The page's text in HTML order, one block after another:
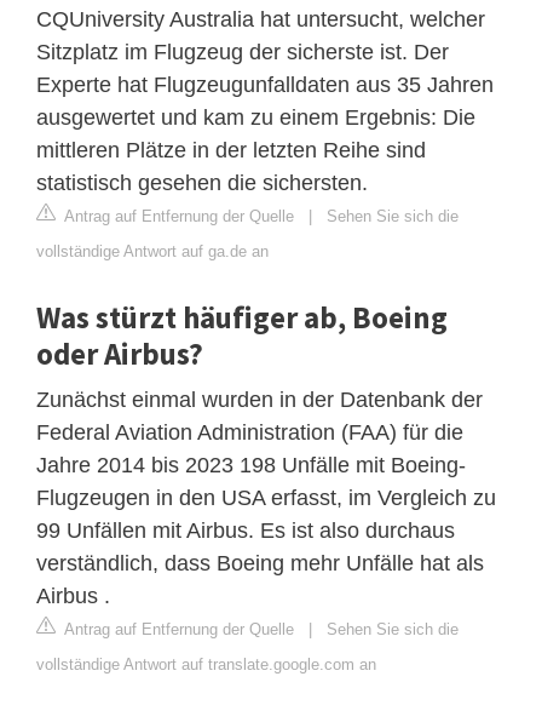
CQUniversity Australia hat untersucht, welcher
Sitzplatz im Flugzeug der sicherste ist. Der
Experte hat Flugzeugunfalldaten aus 35 Jahren
ausgewertet und kam zu einem Ergebnis: Die
mittleren Plätze in der letzten Reihe sind
statistisch gesehen die sichersten.
Antrag auf Entfernung der Quelle | Sehen Sie sich die
vollständige Antwort auf ga.de an
Was stürzt häufiger ab, Boeing
oder Airbus?
Zunächst einmal wurden in der Datenbank der
Federal Aviation Administration (FAA) für die
Jahre 2014 bis 2023 198 Unfälle mit Boeing-
Flugzeugen in den USA erfasst, im Vergleich zu
99 Unfällen mit Airbus. Es ist also durchaus
verständlich, dass Boeing mehr Unfälle hat als
Airbus .
Antrag auf Entfernung der Quelle | Sehen Sie sich die
vollständige Antwort auf translate.google.com an